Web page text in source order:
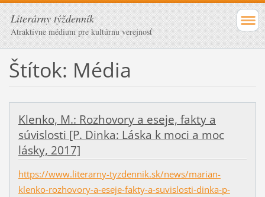
Literárny týždenník
Atraktívne médium pre kultúrnu verejnosť
Štítok: Média
Klenko, M.: Rozhovory a eseje, fakty a
súvislosti [P. Dinka: Láska k moci a moc
lásky, 2017]
https://www.literarny-tyzdennik.sk/news/marian-
klenko-rozhovory-a-eseje-fakty-a-suvislosti-dinka-p-